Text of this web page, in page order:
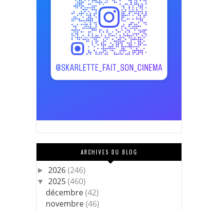
ARCHIVES DU BLOG
► 2026(246)
▼ 2025(460)
décembre(42)
novembre(46)